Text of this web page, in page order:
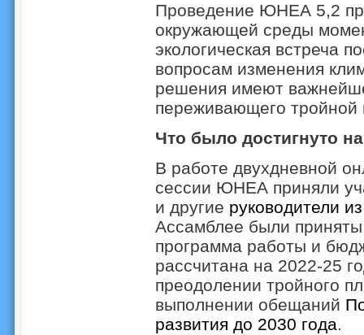
Проведение ЮНЕА 5,2
окружающей среды
экологическая встреча
вопросам изменения
решения имеют
переживающего тройной
Что было достигнуто
В работе двухдневной
сессии ЮНЕА приняли
и другие руководители
Ассамблее были
программа работы и
рассчитана на 2022-25
преодолении тройного
выполнении обещаний
развития до 2030 года.